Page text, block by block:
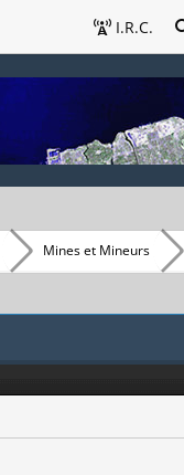
I.R.C.
Mines et Mineurs